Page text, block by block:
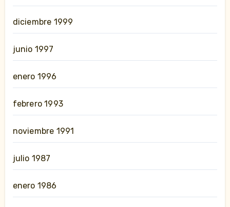
diciembre 1999
junio 1997
enero 1996
febrero 1993
noviembre 1991
julio 1987
enero 1986